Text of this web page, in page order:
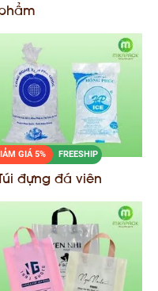
GIÁ 5% FREESHIP
đựng đá viên